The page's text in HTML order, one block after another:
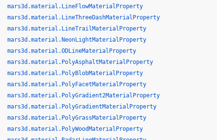
mars3d.material.LineFlowMaterialProperty
mars3d.material.LineThreeDashMaterialProperty
mars3d.material.LineTrailMaterialProperty
mars3d.material.NeonLightMaterialProperty
mars3d.material.ODLineMaterialProperty
mars3d.material.PolyAsphaltMaterialProperty
mars3d.material.PolyBlobMaterialProperty
mars3d.material.PolyFacetMaterialProperty
mars3d.material.PolyGradient2MaterialProperty
mars3d.material.PolyGradientMaterialProperty
mars3d.material.PolyGrassMaterialProperty
mars3d.material.PolyWoodMaterialProperty